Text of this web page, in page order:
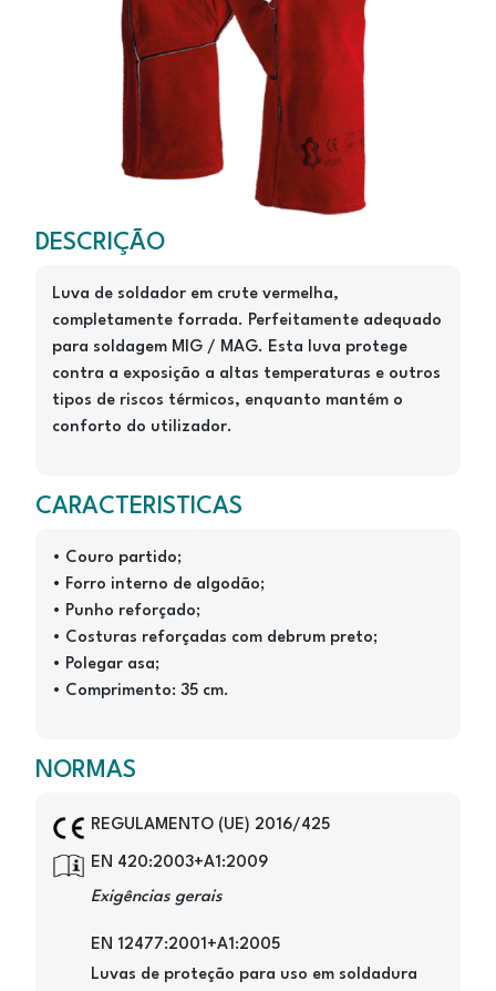
WELDER
DESCRIÇÃO
Luva de soldador em crute vermelha,
completamente forrada. Perfeitamente adequado
para soldagem MIG / MAG. Esta luva protege
contra a exposição a altas temperaturas e outros
tipos de riscos térmicos, enquanto mantém o
conforto do utilizador.
CARACTERISTICAS
• Couro partido;
• Forro interno de algodão;
• Punho reforçado;
• Costuras reforçadas com debrum preto;
• Polegar asa;
• Comprimento: 35 cm.
NORMAS
ImageREGULAMENTO (UE) 2016/425
ImageEN 420:2003+A1:2009
Exigências gerais
EN 12477:2001+A1:2005
Luvas de proteção para uso em soldadura